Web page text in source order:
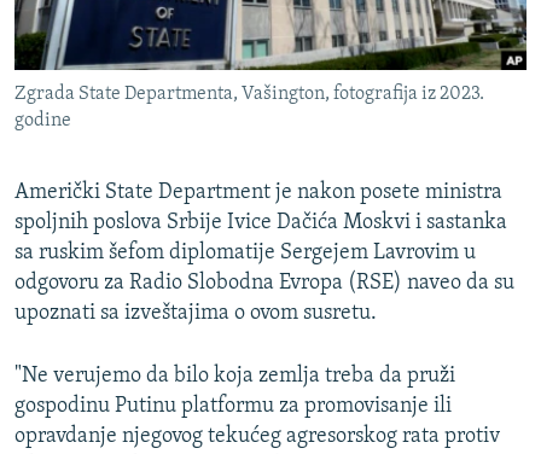
VIŠE OD NASLOVA
GENOCID U SREBRENICI
POPLAVE I KLIZIŠTA U BIH 2024.
POST SCRIPTUM
MOJA EVROPA
TRI DECENIJE OD RATA U BIH
NASTANAK I RASPAD JUGOSLAVIJE
PRATITE NAS
Zgrada State Departmenta, Vašington, fotografija iz 2023.
godine
Američki State Department je nakon posete ministra
spoljnih poslova Srbije Ivice Dačića Moskvi i sastanka
sa ruskim šefom diplomatije Sergejem Lavrovim u
odgovoru za Radio Slobodna Evropa (RSE) naveo da su
upoznati sa izveštajima o ovom susretu.
"Ne verujemo da bilo koja zemlja treba da pruži
gospodinu Putinu platformu za promovisanje ili
opravdanje njegovog tekućeg agresorskog rata protiv